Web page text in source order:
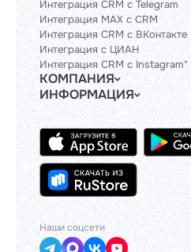
Интеграция CRM с Telegram
Интеграция MAX с CRM
Интеграция CRM с ВКонтакте
Интеграция с ЦИАН
Интеграция CRM с Instagram*
КОМПАНИЯ
Блог
Гайды
Контакты
Политики и соглашения
Сведения об ИТ-деятельности
ИНФОРМАЦИЯ
Официальным партнерам
Техническим партнерам
Тарифы
API
База знаний
Наши соцсети